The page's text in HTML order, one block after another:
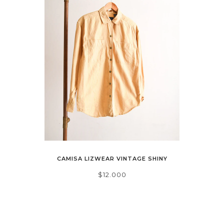
CAMISA LIZWEAR VINTAGE SHINY
$12.000